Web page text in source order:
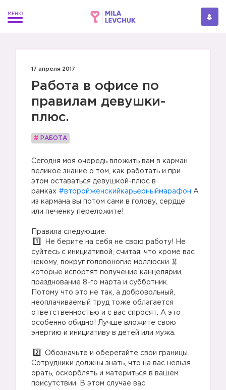
17 апреля 2017
Работа в офисе по
правилам девушки-
плюс.
# РАБОТА
Сегодня моя очередь вложить вам в карман
великое знание о том, как работать и при
этом оставаться девушкой-плюс в
рамках #второйженскийкарьерныймарафон А
из кармана вы потом сами в голову, сердце
или печенку переложите!
Правила следующие:
Не берите на себя не свою работу! Не
суйтесь с инициативой, считая, что кроме вас
некому, вокруг головоногие моллюски 🦑
которые испортят получение канцелярии,
празднование 8-го марта и субботник.
Потому что это не так, а добровольный,
неоплачиваемый труд тоже облагается
ответственностью и с вас спросят. А это
особенно обидно! Лучше вложите свою
энергию и инициативу в детей или мужа.
Обозначьте и оберегайте свои границы.
Сотрудники должны знать, что на вас нельзя
орать, оскорблять и материться в вашем
присутствии. В этом случае вас